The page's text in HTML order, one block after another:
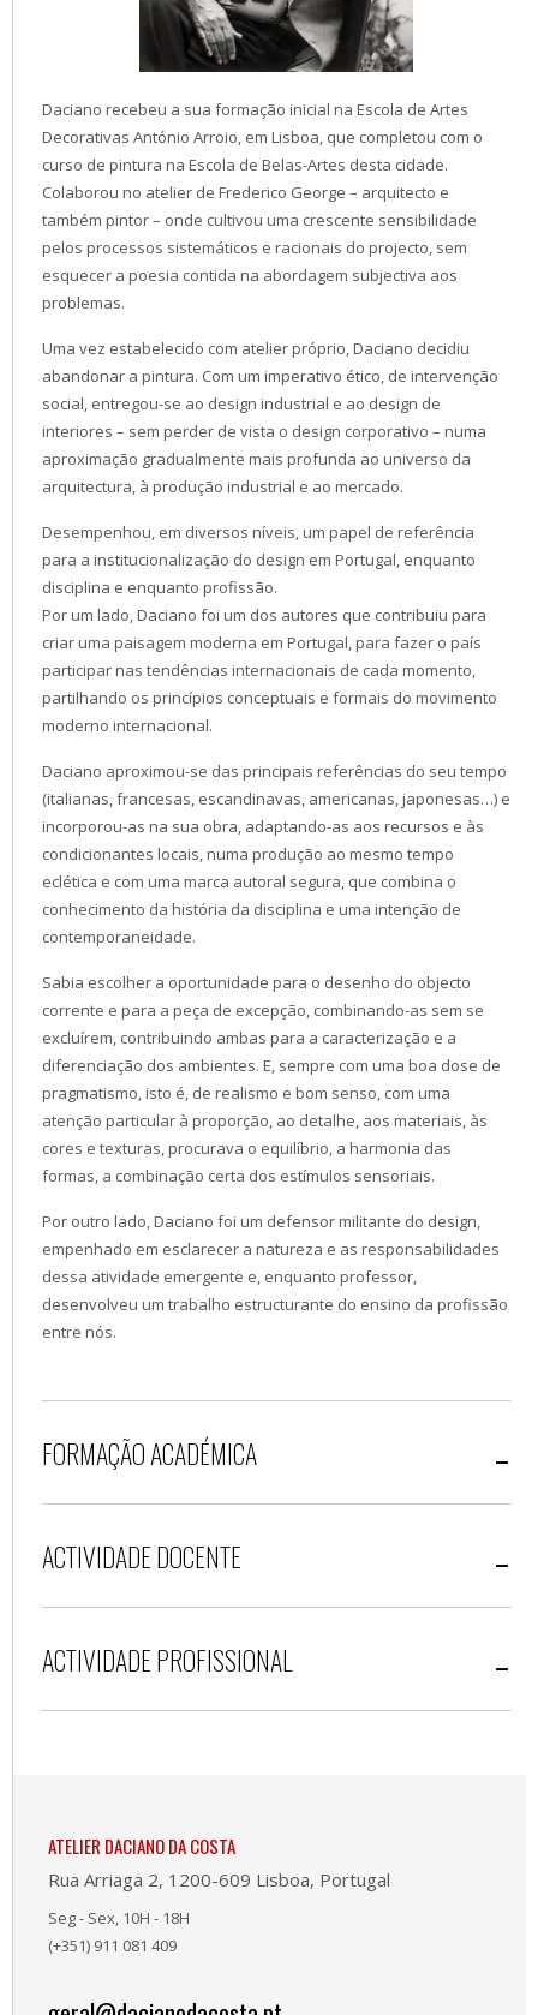
Daciano recebeu a sua formação inicial na Escola de Artes
Decorativas António Arroio, em Lisboa, que completou com o
curso de pintura na Escola de Belas-Artes desta cidade.
Colaborou no atelier de Frederico George – arquitecto e
também pintor – onde cultivou uma crescente sensibilidade
pelos processos sistemáticos e racionais do projecto, sem
esquecer a poesia contida na abordagem subjectiva aos
problemas.
Uma vez estabelecido com atelier próprio, Daciano decidiu
abandonar a pintura. Com um imperativo ético, de intervenção
social, entregou-se ao design industrial e ao design de
interiores – sem perder de vista o design corporativo – numa
aproximação gradualmente mais profunda ao universo da
arquitectura, à produção industrial e ao mercado.
Desempenhou, em diversos níveis, um papel de referência
para a institucionalização do design em Portugal, enquanto
disciplina e enquanto profissão.
Por um lado, Daciano foi um dos autores que contribuiu para
criar uma paisagem moderna em Portugal, para fazer o país
participar nas tendências internacionais de cada momento,
partilhando os princípios conceptuais e formais do movimento
moderno internacional.
Daciano aproximou-se das principais referências do seu tempo
(italianas, francesas, escandinavas, americanas, japonesas…) e
incorporou-as na sua obra, adaptando-as aos recursos e às
condicionantes locais, numa produção ao mesmo tempo
eclética e com uma marca autoral segura, que combina o
conhecimento da história da disciplina e uma intenção de
contemporaneidade.
Sabia escolher a oportunidade para o desenho do objecto
corrente e para a peça de excepção, combinando-as sem se
excluírem, contribuindo ambas para a caracterização e a
diferenciação dos ambientes. E, sempre com uma boa dose de
pragmatismo, isto é, de realismo e bom senso, com uma
atenção particular à proporção, ao detalhe, aos materiais, às
cores e texturas, procurava o equilíbrio, a harmonia das
formas, a combinação certa dos estímulos sensoriais.
Por outro lado, Daciano foi um defensor militante do design,
empenhado em esclarecer a natureza e as responsabilidades
dessa atividade emergente e, enquanto professor,
desenvolveu um trabalho estructurante do ensino da profissão
entre nós.
FORMAÇÃO ACADÉMICA
ACTIVIDADE DOCENTE
ACTIVIDADE PROFISSIONAL
ATELIER DACIANO DA COSTA
Rua Arriaga 2, 1200-609 Lisboa, Portugal
Seg - Sex, 10H - 18H
(+351) 911 081 409